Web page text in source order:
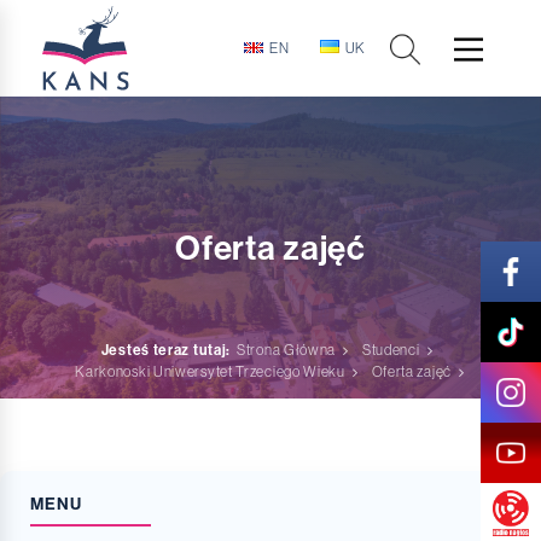
EN UK
Oferta zajęć
Jesteś teraz tutaj: Strona Główna
Studenci
Karkonoski Uniwersytet Trzeciego Wieku
Oferta zajęć
MENU